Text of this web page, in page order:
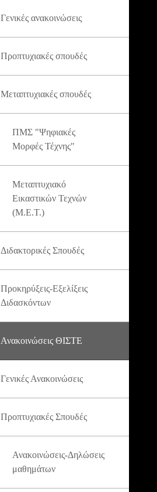
Γενικές ανακοινώσεις
Προπτυχιακές σπουδές
Μεταπτυχιακές σπουδές
ΠΜΣ "Ψηφιακές
Μορφές Τέχνης"
Μεταπτυχιακό
Εικαστικών Τεχνών
(Μ.Ε.Τ.)
Διδακτορικές Σπουδές
Προκηρύξεις-Εξελίξεις
Διδασκόντων
Ανακοινώσεις ΘΙΣΤΕ
Γενικές Ανακοινώσεις
Προπτυχιακές Σπουδές
Ανακοινώσεις-Δηλώσεις
μαθημάτων